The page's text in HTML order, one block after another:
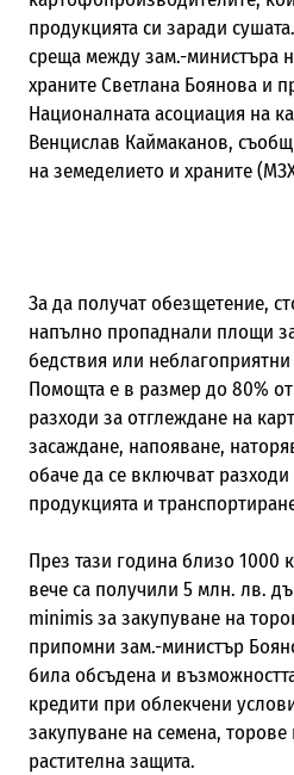
продукцията си заради
среща между зам.-министъра
храните Светлана Боянова и
Националната асоциация на
Венцислав Каймаканов,
на земеделието и храните
За да получат обезщетение,
напълно пропаднали площи
бедствия или
Помощта е в размер до 80%
разходи за отглеждане на
засаждане, напояване,
обаче да се включват
продукцията и
През тази година близо 1000
вече са получили 5 млн. лв.
minimis за закупуване на
припомни зам.-министър
била обсъдена и
кредити при облекчени
закупуване на семена,
растителна защита.